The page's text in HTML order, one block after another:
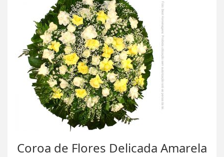
Coroa de Flores Delicada Amarela